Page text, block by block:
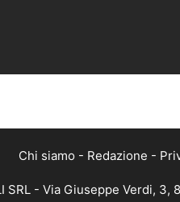
Chi siamo - Redazione -
SRL - Via Giuseppe Verdi,